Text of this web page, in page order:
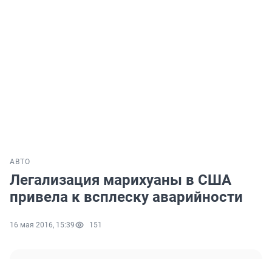
АВТО
Легализация марихуаны в США
привела к всплеску аварийности
16 мая 2016, 15:39 151